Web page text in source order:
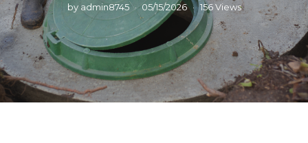
by admin8745 05/15/2026 156 Views